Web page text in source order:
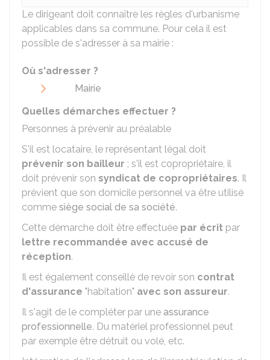
Le dirigeant doit connaître les règles d'urbanisme
applicables dans sa commune. Pour cela il est
possible de s'adresser à sa mairie :
Où s'adresser ?
Mairie
Quelles démarches effectuer ?
Personnes à prévenir au préalable
S'il est locataire, le représentant légal doit
prévenir son bailleur ; s'il est copropriétaire, il
doit prévenir son syndicat de copropriétaires. Il
prévient que son domicile personnel va être utilisé
comme siège social de sa société.
Cette démarche doit être effectuée par écrit par
lettre recommandée avec accusé de
réception.
Il est également conseillé de revoir son contrat
d'assurance "habitation" avec son assureur.
Il s'agit de le compléter par une assurance
professionnelle. Du matériel professionnel peut
par exemple être détruit ou volé, etc.